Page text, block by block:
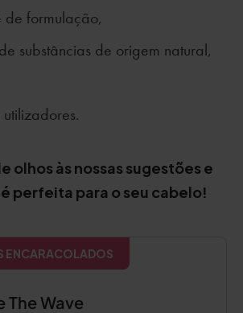
de formulação,
substâncias de origem natural,
olhos às nossas sugestões e
perfeita para o seu cabelo!
ENCARACOLADOS
The Wave